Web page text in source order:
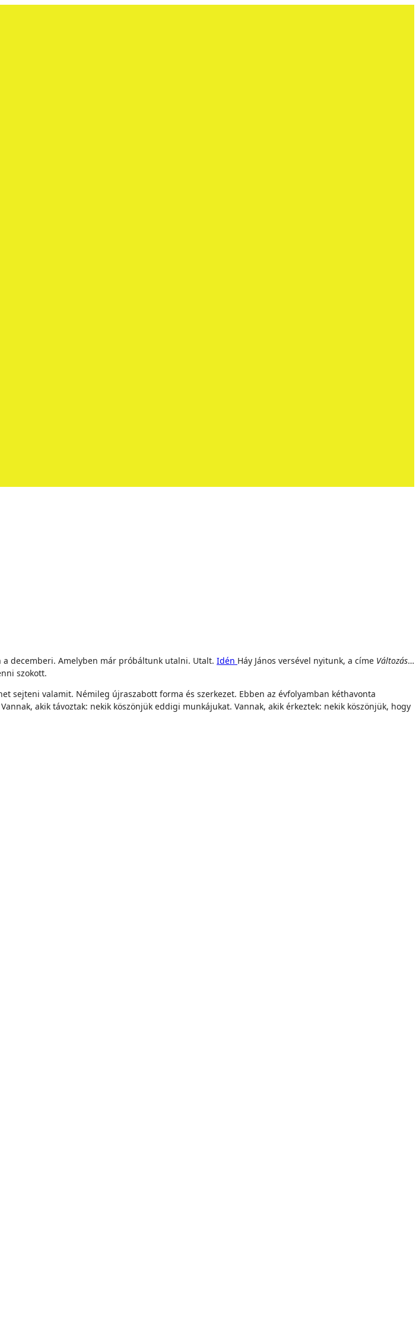
a decemberi. Amelyben már próbáltunk utalni. Utalt. Idén Háy János versével nyitunk, a címe Változás…
szokott.
sejteni valamit. Némileg újraszabott forma és szerkezet. Ebben az évfolyamban kéthavonta
akik távoztak: nekik köszönjük eddigi munkájukat. Vannak, akik érkeztek: nekik köszönjük, hogy